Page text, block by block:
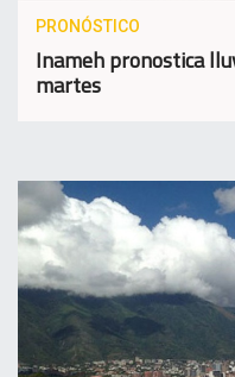
PRONÓSTICO
Inameh pronostica
martes